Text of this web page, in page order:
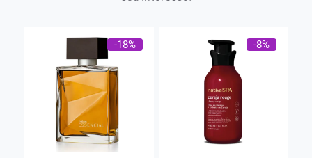
-18% -8%